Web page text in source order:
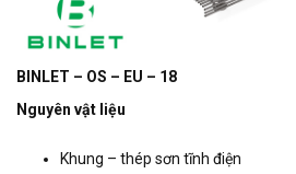
BINLET – OS – EU – 18
Nguyên vật liệu
Khung – thép sơn tĩnh điện